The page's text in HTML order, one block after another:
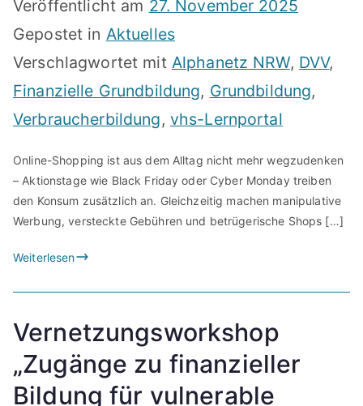
Veröffentlicht am 27. November 2025
Gepostet in Aktuelles
Verschlagwortet mit Alphanetz NRW, DVV,
Finanzielle Grundbildung, Grundbildung,
Verbraucherbildung, vhs-Lernportal
Online-Shopping ist aus dem Alltag nicht mehr wegzudenken
– Aktionstage wie Black Friday oder Cyber Monday treiben
den Konsum zusätzlich an. Gleichzeitig machen manipulative
Werbung, versteckte Gebühren und betrügerische Shops […]
Weiterlesen
Vernetzungsworkshop
„Zugänge zu finanzieller
Bildung für vulnerable